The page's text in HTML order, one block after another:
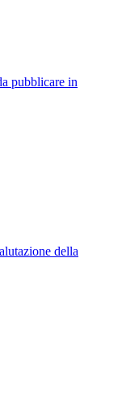
pubblicare in
della